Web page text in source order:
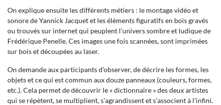
On explique ensuite les différents métiers : le montage vidéo et
sonore de Yannick Jacquet et les éléments figuratifs en bois gravés
ou trouvés sur internet qui peuplent l’univers sombre et ludique de
Frédérique Penelle. Ces images une fois scannées, sont imprimées
sur bois et découpées au laser.
On demande aux participants d’observer, de décrire les formes, les
objets et ce qui est commun aux douze panneaux (couleurs, formes,
etc.). Cela permet de découvrir le « dictionnaire » des deux artistes
qui se répètent, se multiplient, s’agrandissent et s’associent à l’infini.